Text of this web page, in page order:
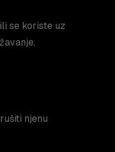
se koriste uz
njenu